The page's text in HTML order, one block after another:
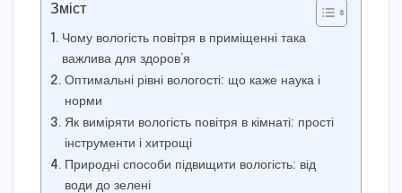
Зміст
Чому вологість повітря в приміщенні така
важлива для здоров’я
Оптимальні рівні вологості: що каже наука і
норми
Як виміряти вологість повітря в кімнаті: прості
інструменти і хитрощі
Природні способи підвищити вологість: від
води до зелені